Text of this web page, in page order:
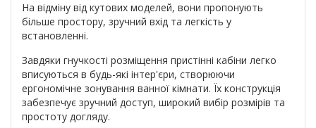
На відміну від кутових моделей, вони пропонують
більше простору, зручний вхід та легкість у
встановленні.
Завдяки гнучкості розміщення пристінні кабіни легко
вписуються в будь-які інтер'єри, створюючи
ергономічне зонування ванної кімнати. Їх конструкція
забезпечує зручний доступ, широкий вибір розмірів та
простоту догляду.